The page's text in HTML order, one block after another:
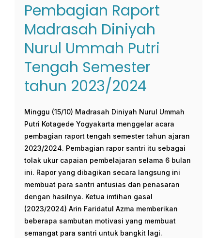
Pembagian Raport
Madrasah Diniyah
Nurul Ummah Putri
Tengah Semester
tahun 2023/2024
Minggu (15/10) Madrasah Diniyah Nurul Ummah
Putri Kotagede Yogyakarta menggelar acara
pembagian raport tengah semester tahun ajaran
2023/2024. Pembagian rapor santri itu sebagai
tolak ukur capaian pembelajaran selama 6 bulan
ini. Rapor yang dibagikan secara langsung ini
membuat para santri antusias dan penasaran
dengan hasilnya. Ketua imtihan gasal
(2023/2024) Arin Faridatul Azma memberikan
beberapa sambutan motivasi yang membuat
semangat para santri untuk bangkit lagi.